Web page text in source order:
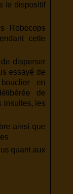
le dispositif
Robocops
cette
disperser
essayé de
en
de
insultes, les
ainsi que
quant aux